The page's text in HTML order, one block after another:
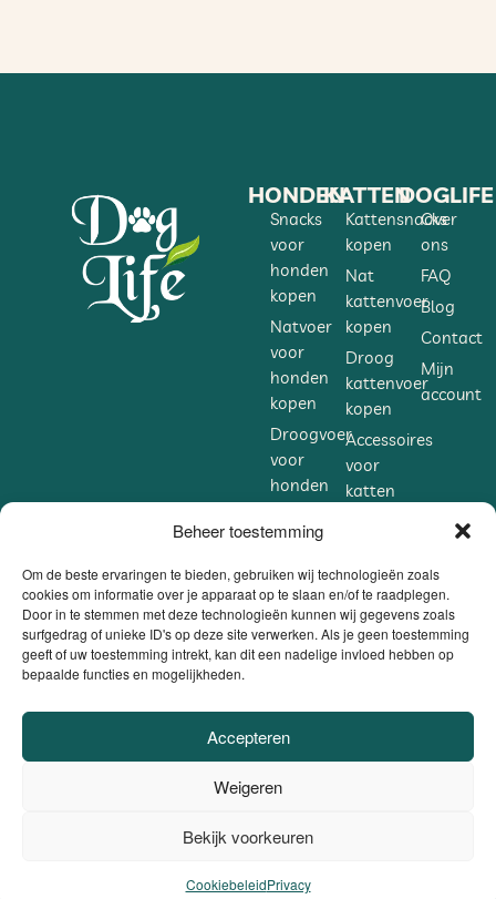
Beheer toestemming
Om de beste ervaringen te bieden, gebruiken wij technologieën zoals
cookies om informatie over je apparaat op te slaan en/of te raadplegen.
Door in te stemmen met deze technologieën kunnen wij gegevens zoals
surfgedrag of unieke ID's op deze site verwerken. Als je geen toestemming
geeft of uw toestemming intrekt, kan dit een nadelige invloed hebben op
bepaalde functies en mogelijkheden.
Accepteren
Weigeren
Bekijk voorkeuren
CookiebeleidPrivacy
HONDEN
Snacks
voor
honden
kopen
Natvoer
voor
honden
kopen
Droogvoer
voor
honden
Accessoires
voor
honden
kopen
Supplementen
KATTEN
Kattensnacks
kopen
Nat
kattenvoer
kopen
Droog
kattenvoer
kopen
Accessoires
voor
katten
voor
katten
kopen
DOGLIFE
Over
ons
FAQ
Blog
Contact
Mijn
account
Privacybeleid / Algemene voorwaarden /